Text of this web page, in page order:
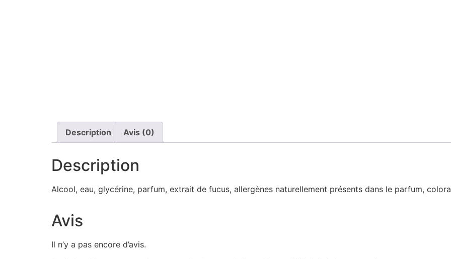
Description Avis (0)
Description
Alcool, eau, glycérine, parfum, extrait de fucus, allergènes naturellement présents dans le parfum,
Avis
Il n’y a pas encore d’avis.